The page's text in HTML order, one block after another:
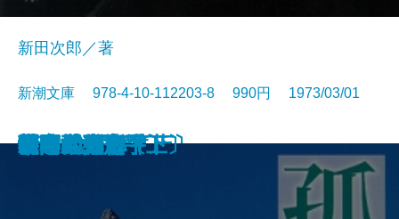
西郷と大久保
惜別
冬の旅
気まぐれ指数
新史 太閤記〔上〕
新史 太閤記〔下〕
塩狩峠
砂の器〔下〕
砂の器〔上〕
孤高の人〔上〕
新田次郎／著
新潮文庫 978-4-10-112203-8 990円 1973/03/01
孤高の人〔下〕
山本五十六〔上〕
山本五十六〔下〕
谷間の百合
時間の習俗
二十世紀旗手
額田女王
影の地帯
グッド・バイ
ひとごろし